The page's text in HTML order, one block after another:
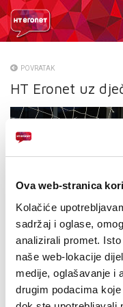
Ova web-stranica
Kolačiće
sadržaj i oglase,
analizirali promet.
naše web-lokacije
medije, oglašavanje i
drugim podacima
O NAMA
PRESS
VELEPRODAJA
KONTAKTI
MOJ PROFIL
E-RAČUN
POVRATAK
HT Eronet uz